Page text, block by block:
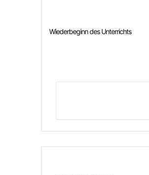
Wiederbeginn des Unterrichts